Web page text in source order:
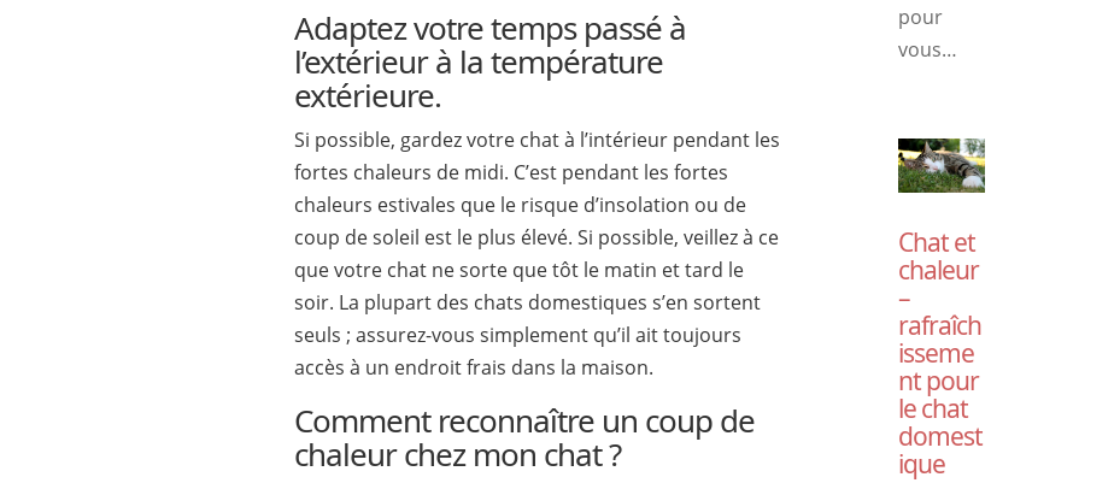
Adaptez votre temps passé à
l’extérieur à la température
extérieure.
Si possible, gardez votre chat à l’intérieur pendant les
fortes chaleurs de midi. C’est pendant les fortes
chaleurs estivales que le risque d’insolation ou de
coup de soleil est le plus élevé. Si possible, veillez à ce
que votre chat ne sorte que tôt le matin et tard le
soir. La plupart des chats domestiques s’en sortent
seuls ; assurez-vous simplement qu’il ait toujours
accès à un endroit frais dans la maison.
Comment reconnaître un coup de
chaleur chez mon chat ?
pour
vous…
Chat et
chaleur
–
rafraîch
isseme
nt pour
le chat
domest
ique